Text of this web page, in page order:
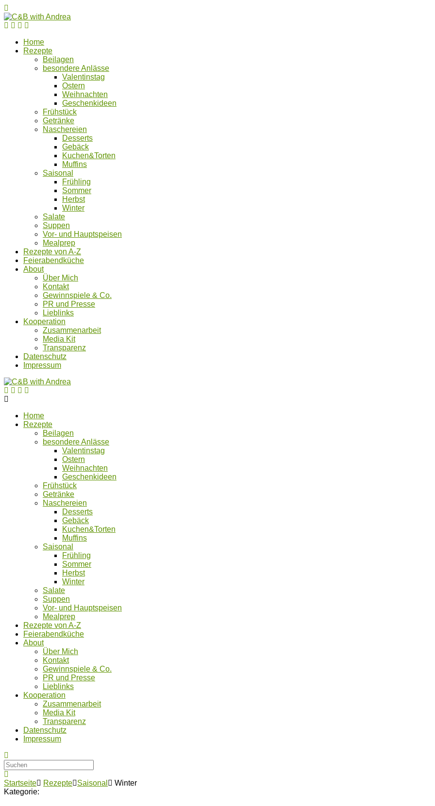
Home
Rezepte
Beilagen
besondere Anlässe
Valentinstag
Ostern
Weihnachten
Geschenkideen
Frühstück
Getränke
Naschereien
Desserts
Gebäck
Kuchen&Torten
Muffins
Saisonal
Frühling
Sommer
Herbst
Winter
Salate
Suppen
Vor- und Hauptspeisen
Mealprep
Rezepte von A-Z
Feierabendküche
About
Über Mich
Kontakt
Gewinnspiele & Co.
PR und Presse
Lieblinks
Kooperation
Zusammenarbeit
Media Kit
Transparenz
Datenschutz
Impressum
Home
Rezepte
Beilagen
besondere Anlässe
Valentinstag
Ostern
Weihnachten
Geschenkideen
Frühstück
Getränke
Naschereien
Desserts
Gebäck
Kuchen&Torten
Muffins
Saisonal
Frühling
Sommer
Herbst
Winter
Salate
Suppen
Vor- und Hauptspeisen
Mealprep
Rezepte von A-Z
Feierabendküche
About
Über Mich
Kontakt
Gewinnspiele & Co.
PR und Presse
Lieblinks
Kooperation
Zusammenarbeit
Media Kit
Transparenz
Datenschutz
Impressum
Startseite Rezepte Saisonal
Winter
Kategorie: